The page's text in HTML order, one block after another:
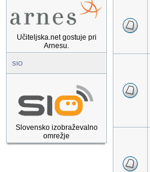
Učiteljska.net gostuje pri
Arnesu.
SIO
Slovensko izobraževalno
omrežje